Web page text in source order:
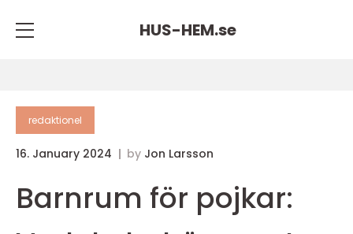
HUS-HEM.se
redaktionel
16. January 2024 by Jon Larsson
Barnrum för pojkar: